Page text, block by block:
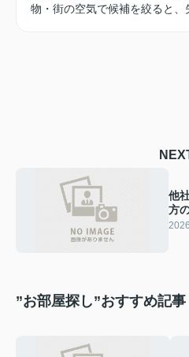
物・街の空気で候補を絞ると、
他
方
ン
”お部屋探し”おすすめ記事